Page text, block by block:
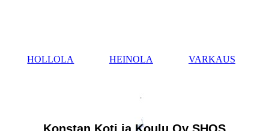
HOLLOLA HEINOLA VARKAUS